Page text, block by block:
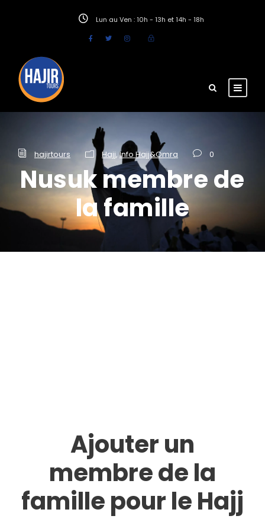
Lun au Ven : 10h - 13h et 14h - 18h
hajirtours Hajj,Info Hajj&Omra 0
Nusuk membre de
la famille
Ajouter un
membre de la
famille pour le Hajj